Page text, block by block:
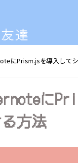
達
にPrism.jsを導入して
に
方法